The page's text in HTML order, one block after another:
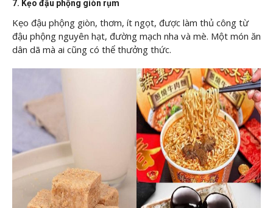
7. Kẹo đậu phộng giòn rụm
Kẹo đậu phộng giòn, thơm, ít ngọt, được làm thủ công từ
đậu phộng nguyên hạt, đường mạch nha và mè. Một món ăn
dân dã mà ai cũng có thể thưởng thức.